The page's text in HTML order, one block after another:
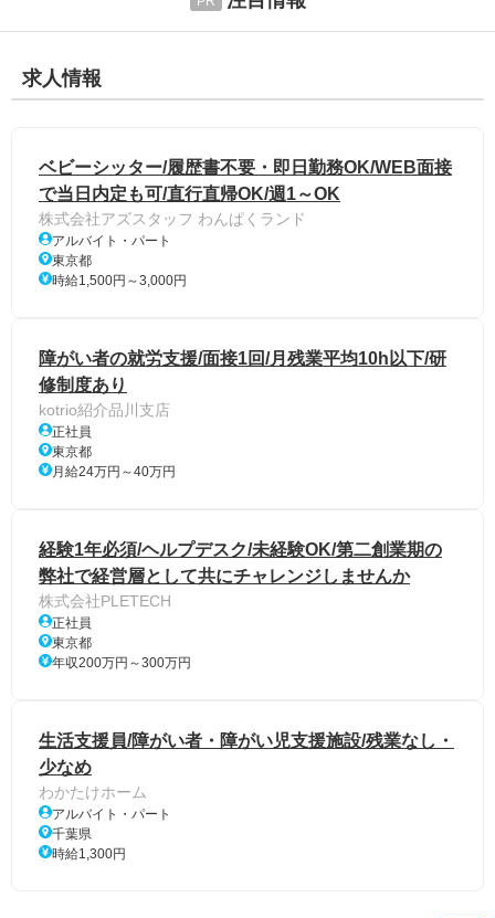
求人情報
ベビーシッター/履歴書不要・即日勤務OK/WEB面接
で当日内定も可/直行直帰OK/週1～OK
株式会社アズスタッフ わんぱくランド
アルバイト・パート
東京都
時給1,500円～3,000円
障がい者の就労支援/面接1回/月残業平均10h以下/研
修制度あり
kotrio紹介品川支店
正社員
東京都
月給24万円～40万円
経験1年必須/ヘルプデスク/未経験OK/第二創業期の
弊社で経営層として共にチャレンジしませんか
株式会社PLETECH
正社員
東京都
年収200万円～300万円
生活支援員/障がい者・障がい児支援施設/残業なし・
少なめ
わかたけホーム
アルバイト・パート
千葉県
時給1,300円